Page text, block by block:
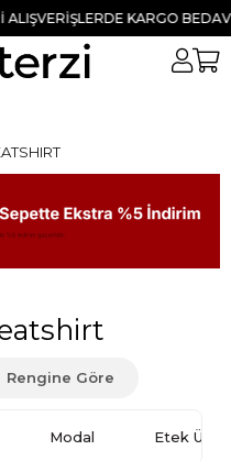
KARGO BEDAVA ● TÜM
Rengine Göre
Modal Etek Üstü